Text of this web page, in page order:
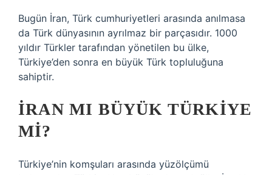
Bugün İran, Türk cumhuriyetleri arasında anılmasa
da Türk dünyasının ayrılmaz bir parçasıdır. 1000
yıldır Türkler tarafından yönetilen bu ülke,
Türkiye’den sonra en büyük Türk topluluğuna
sahiptir.
İRAN MI BÜYÜK TÜRKIYE
MI?
Türkiye’nin komşuları arasında yüzölçümü